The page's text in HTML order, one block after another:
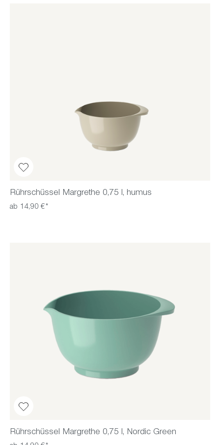
Rührschüssel Margrethe 0,75 l, humus
ab 14,90 €*
Rührschüssel Margrethe 0,75 l, Nordic Green